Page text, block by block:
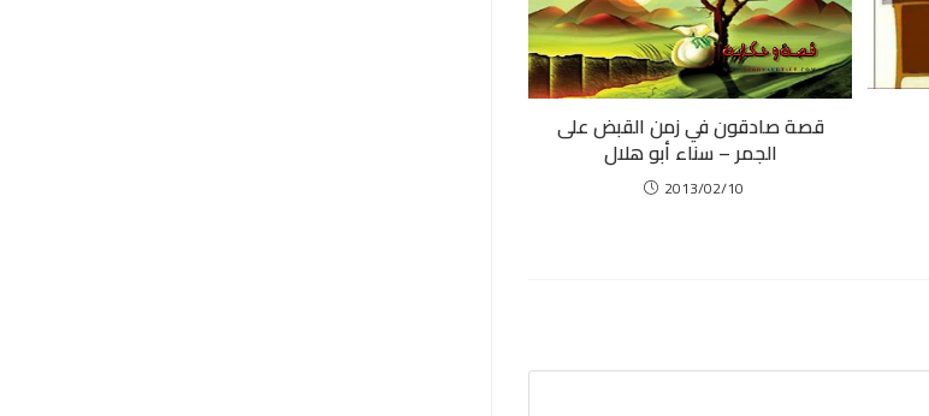
قصة صادقون في زمن القبض على
الجمر – سناء أبو هلال
2013/02/10